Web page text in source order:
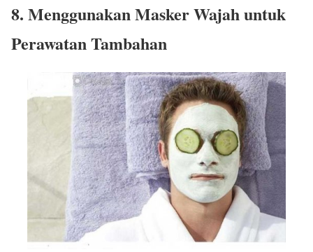
8. Menggunakan Masker Wajah untuk
Perawatan Tambahan